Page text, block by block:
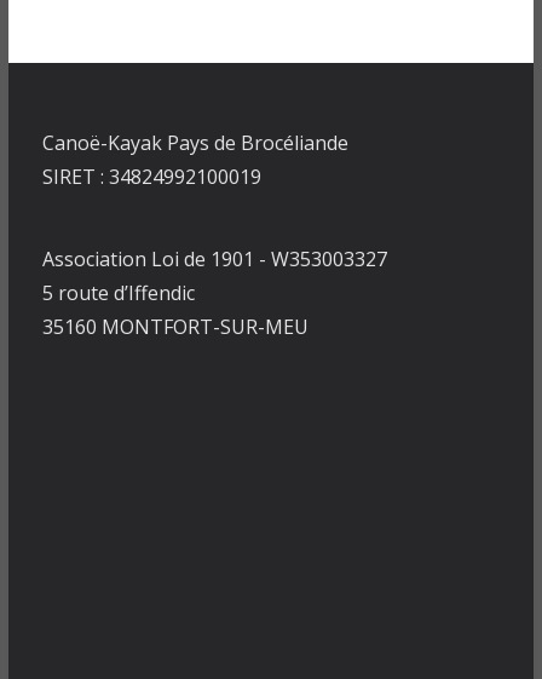
Canoë-Kayak Pays de Brocéliande
SIRET : 34824992100019
Association Loi de 1901 - W353003327
5 route d’Iffendic
35160 MONTFORT-SUR-MEU